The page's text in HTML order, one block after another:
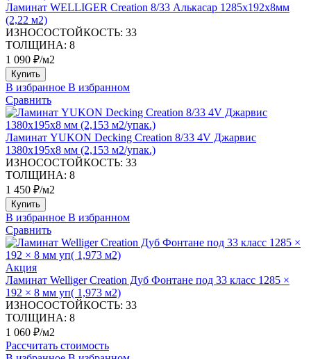
Ламинат WELLIGER Creation 8/33 Алькасар 1285х192х8мм
(2,22 м2)
ИЗНОСОСТОЙКОСТЬ: 33
ТОЛЩИНА: 8
1 090 ₽/м2
Купить
В избранное В избранном
Сравнить
Ламинат YUKON Decking Creation 8/33 4V Джарвис
1380х195х8 мм (2,153 м2/упак.)
ИЗНОСОСТОЙКОСТЬ: 33
ТОЛЩИНА: 8
1 450 ₽/м2
Купить
В избранное В избранном
Сравнить
Акция
Ламинат Welliger Creation Дуб Фонтане под 33 класс 1285 ×
192 × 8 мм уп( 1,973 м2)
ИЗНОСОСТОЙКОСТЬ: 33
ТОЛЩИНА: 8
1 060 ₽/м2
Рассчитать стоимость